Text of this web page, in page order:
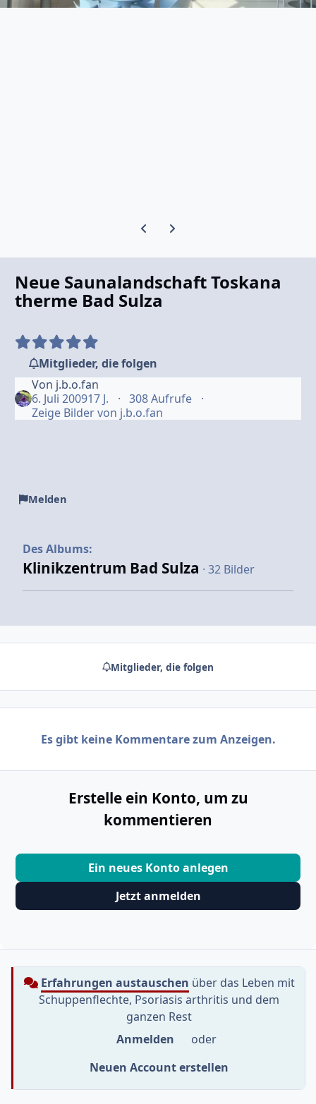
Vorherige Karussell-Folie
Nächste Karussell-Folie
Neue Saunalandschaft Toskana
therme Bad Sulza
Mitglieder, die folgen
Von j.b.o.fan
6. Juli 200917 J.
308 Aufrufe
Zeige Bilder von j.b.o.fan
Melden
Des Albums:
Klinikzentrum Bad Sulza · 32 Bilder
Mitglieder, die folgen
Es gibt keine Kommentare zum Anzeigen.
Erstelle ein Konto, um zu
kommentieren
Ein neues Konto anlegen
Jetzt anmelden
Erfahrungen austauschen über das Leben mit
Schuppenflechte, Psoriasis arthritis und dem
ganzen Rest
Anmelden
oder
Neuen Account erstellen